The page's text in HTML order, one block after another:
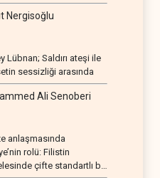
Nergisoğlu
Lübnan; Saldırı ateşi ile
sessizliği arasında
Ali Senoberi
anlaşmasında
rolü: Filistin
çifte standartlı bir